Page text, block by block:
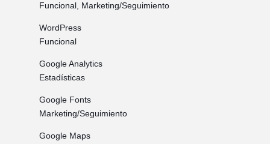
Funcional, Marketing/Seguimiento
WordPress
Funcional
Google Analytics
Estadísticas
Google Fonts
Marketing/Seguimiento
Google Maps